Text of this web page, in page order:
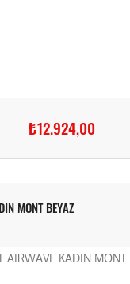
₺12.924,00
MONT BEYAZ